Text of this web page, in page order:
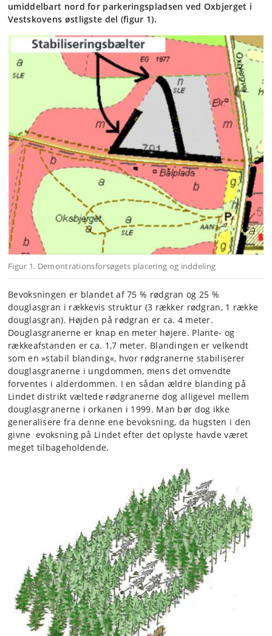
umiddelbart nord for parkeringspladsen ved Oxbjerget i
Vestskovens østligste del (figur 1).
Figur 1. Demontrationsforsøgets placering og inddeling
Bevoksningen er blandet af 75 % rødgran og 25 %
douglasgran i rækkevis struktur (3 rækker rødgran, 1 række
douglasgran). Højden på rødgran er ca. 4 meter.
Douglasgranerne er knap en meter højere. Plante- og
rækkeafstanden er ca. 1,7 meter. Blandingen er velkendt
som en »stabil blanding«, hvor rødgranerne stabiliserer
douglasgranerne i ungdommen, mens det omvendte
forventes i alderdommen. I en sådan ældre blanding på
Lindet distrikt væltede rødgranerne dog alligevel mellem
douglasgranerne i orkanen i 1999. Man bør dog ikke
generalisere fra denne ene bevoksning, da hugsten i den
givne evoksning på Lindet efter det oplyste havde været
meget tilbageholdende.